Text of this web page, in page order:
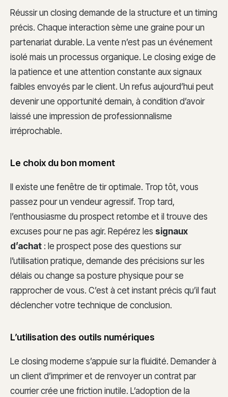
Réussir un closing demande de la structure et un timing
précis. Chaque interaction sème une graine pour un
partenariat durable. La vente n’est pas un événement
isolé mais un processus organique. Le closing exige de
la patience et une attention constante aux signaux
faibles envoyés par le client. Un refus aujourd’hui peut
devenir une opportunité demain, à condition d’avoir
laissé une impression de professionnalisme
irréprochable.
Le choix du bon moment
Il existe une fenêtre de tir optimale. Trop tôt, vous
passez pour un vendeur agressif. Trop tard,
l’enthousiasme du prospect retombe et il trouve des
excuses pour ne pas agir. Repérez les signaux
d’achat : le prospect pose des questions sur
l’utilisation pratique, demande des précisions sur les
délais ou change sa posture physique pour se
rapprocher de vous. C’est à cet instant précis qu’il faut
déclencher votre technique de conclusion.
L’utilisation des outils numériques
Le closing moderne s’appuie sur la fluidité. Demander à
un client d’imprimer et de renvoyer un contrat par
courrier crée une friction inutile. L’adoption de la